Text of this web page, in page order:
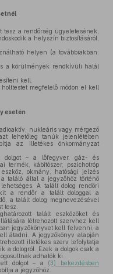
a rendőrség ügyeletesének,
a helyszín biztosításáról,
helyen (a továbbiakban:
a körülmények rendkívüli halál
kell.
megfelelő módon el kell
esetén
nukleáris vagy mérgező
lehetőleg tanúk jelenlétében
az illetékes önkormányzat
– a lőfegyver, gáz- és
termék, kábítószer, pszichotróp
okmány, hatósági jelzés
találó által a jegyzőhöz történő
A talált dolog rendőri
a rendőr a talált dologgal a
a talált dolog megnevezésével
tesz.
talált eszközöket és
létrehozott szervhez kell
jegyzőkönyvet kell felvenni, a
átadni. A jegyzőkönyv alapján
illetékes szerv lefolytatja
a dologról. Ezek a dolgok csak a
adhatók ki.
dolgot – a (3) bekezdésben
a jegyzőhöz.